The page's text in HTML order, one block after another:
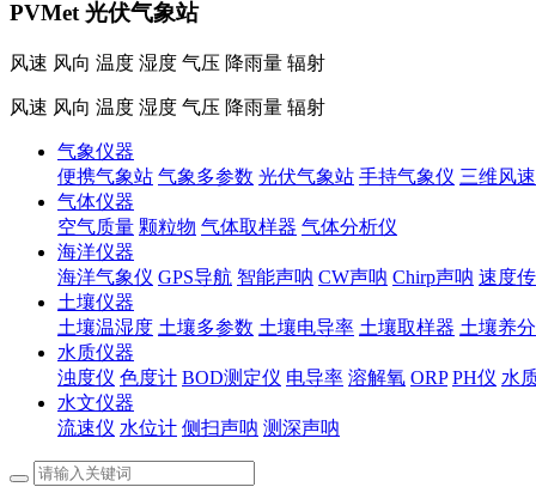
PVMet 光伏气象站
风速 风向 温度 湿度 气压 降雨量 辐射
风速 风向 温度 湿度 气压 降雨量 辐射
气象仪器
便携气象站 气象多参数 光伏气象站 手持气象仪 三维风
气体仪器
空气质量 颗粒物 气体取样器 气体分析仪
海洋仪器
海洋气象仪 GPS导航 智能声呐 CW声呐 Chirp声呐 速度
土壤仪器
土壤温湿度 土壤多参数 土壤电导率 土壤取样器 土壤养
水质仪器
浊度仪 色度计 BOD测定仪 电导率 溶解氧 ORP PH仪 水
水文仪器
流速仪 水位计 侧扫声呐 测深声呐